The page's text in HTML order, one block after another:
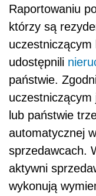
Raportowaniu
którzy są
udostępnili
państwie.
uczestniczącym
lub państwie
automatycznej
sprzedawcach.
aktywni
wykonują